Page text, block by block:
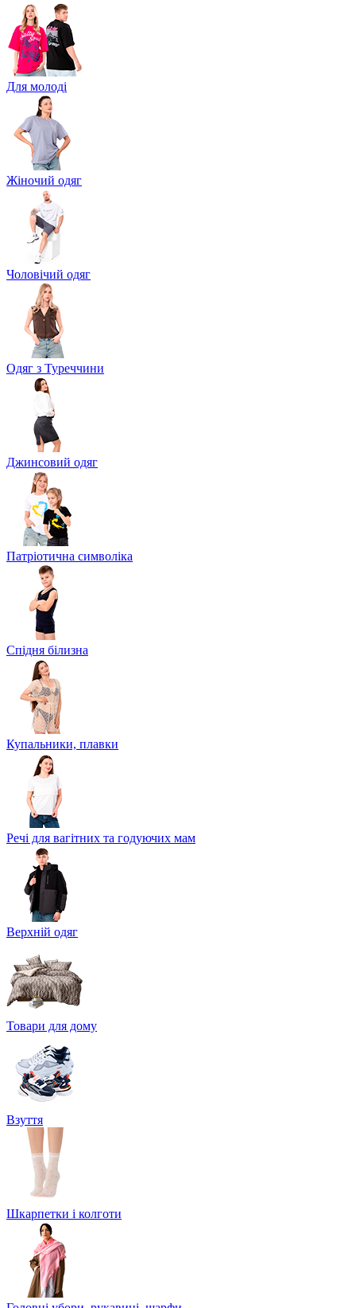
Для молоді
Жіночий одяг
Чоловічий одяг
Одяг з Туреччини
Джинсовий одяг
Патріотична символіка
Спідня білизна
Купальники, плавки
Речі для вагітних та годуючих мам
Верхній одяг
Товари для дому
Взуття
Шкарпетки і колготи